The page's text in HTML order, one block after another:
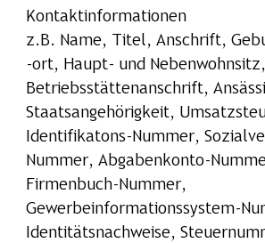
Kontaktinformationen
z.B. Name, Titel, Anschrift,
-ort, Haupt- und Nebenwohnsitz,
Betriebsstättenanschrift,
Staatsangehörigkeit,
Identifikatons-Nummer,
Nummer, Abgabenkonto-
Firmenbuch-Nummer,
Gewerbeinformationssystem-
Identitätsnachweise,